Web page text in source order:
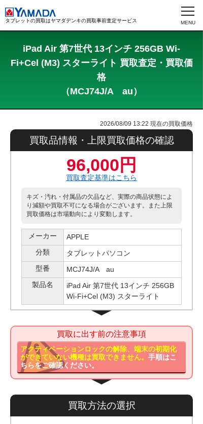
タブレットの買取はヤマダデンキの買取事前査定サービス
iPad Air 第7世代 13インチ 256GB Wi-
Fi+Cel (M3) スターライト 買取査定・買取価
格
（MCJ74J/A au）
2026/08/09 13:22 現在の買取価格
買取品情報・上限買取価格の確認
96,000円
買取査定基準はこちら
キズ・汚れ・付属品の欠品など、実際の商品状態によ
り減額や買取不可になる場合がございます。また上限
買取価格は市場動向により変動します。
メーカー
APPLE
分類
タブレットパソコン
型番
MCJ74J/A au
製品名
iPad Air 第7世代 13インチ 256GB
Wi-Fi+Cel (M3) スターライト
買取に出す前の注意事項
アクティベーションロックの解除、端末の初期化
ができていない機種は買取できません。手順はこ
ちらをご確認ください。
買取方法の選択